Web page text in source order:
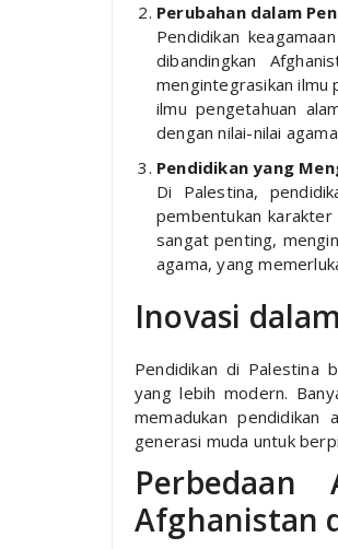
Perubahan dalam
Pendidikan
dibandingkan
mengintegrasikan ilmu
ilmu pengetahuan
dengan nilai-nilai
Pendidikan yang
Di Palestina,
pembentukan
sangat penting,
agama, yang
Inovasi
Pendidikan di Palestina
yang lebih modern.
memadukan
generasi muda untuk
Perbedaan
Afghanistan